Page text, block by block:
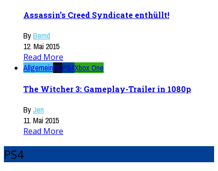
Assassin’s Creed Syndicate enthüllt!
ByBernd
12. Mai 2015
Read More
AllgemeinPCPS4Xbox One
The Witcher 3: Gameplay-Trailer in 1080p
ByJen
11. Mai 2015
Read More
PS4